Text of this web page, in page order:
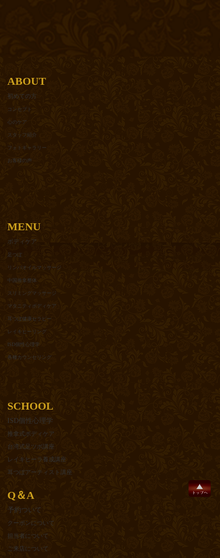
ABOUT
初めての方
コンセプト
心のケア
スタッフ紹介
フォトギャラリー
お客様の声
MENU
ボディケア
足つぼ
リンパオイルマッサージ
中国推拿整体
スリミングマッサージ
マタニティボディケア
耳つぼ健康セラピー
レイキヒーリング
ISD個性心理学
各種カウンセリング
SCHOOL
ISD個性心理学
推拿式ボディケア
台湾式足ツボ講座
レイキヒーラ養成講座
耳つぼアーティスト講座
Q＆A
予約ついて
クーポンについて
担当者について
ご来店について